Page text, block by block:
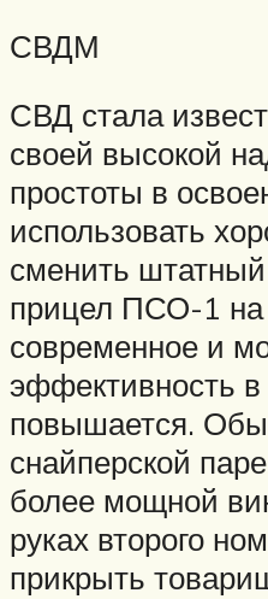
СВДМ
СВД стала
своей высокой
простоты в
использовать
сменить
прицел ПСО-1 на
современное и
эффективность
повышается.
снайперской
более мощной
руках второго
прикрыть